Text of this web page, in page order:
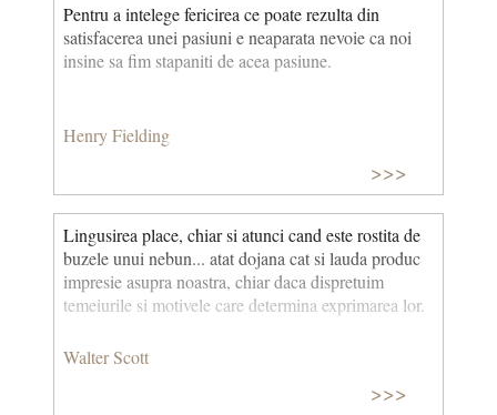
Pentru a intelege fericirea ce poate rezulta din
satisfacerea unei pasiuni e neaparata nevoie ca noi
insine sa fim stapaniti de acea pasiune.
Henry Fielding
>>>
Lingusirea place, chiar si atunci cand este rostita de
buzele unui nebun... atat dojana cat si lauda produc
impresie asupra noastra, chiar daca dispretuim
temeiurile si motivele care determina exprimarea lor.
Walter Scott
>>>